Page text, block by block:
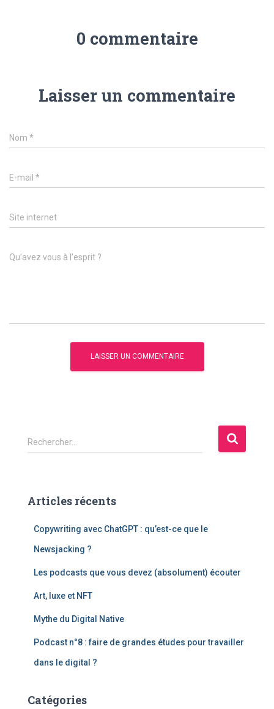
0 commentaire
Laisser un commentaire
Nom *
E-mail *
Site internet
Qu’avez vous à l’esprit ?
R
e
r
Rechercher…
Articles récents
Copywriting avec ChatGPT : qu’est-ce que le
Newsjacking ?
Les podcasts que vous devez (absolument) écouter
Art, luxe et NFT
Mythe du Digital Native
Podcast n°8 : faire de grandes études pour travailler
dans le digital ?
Catégories